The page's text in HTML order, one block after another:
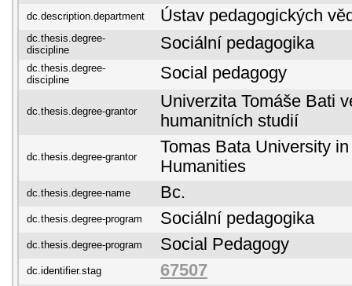
dc.description.department Ústav pedagogických
dc.thesis.degree-
discipline
Sociální pedagogika
dc.thesis.degree-
discipline
Social pedagogy
dc.thesis.degree-grantor
Univerzita Tomáše Bati
humanitních studií
dc.thesis.degree-grantor
Tomas Bata University
Humanities
dc.thesis.degree-name Bc.
dc.thesis.degree-program Sociální pedagogika
dc.thesis.degree-program Social Pedagogy
dc.identifier.stag 67507